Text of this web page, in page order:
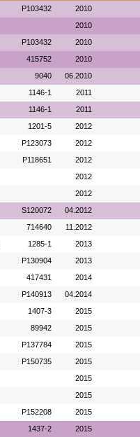
P103432 2010
2010
P103432 2010
415752 2010
9040 06.2010
1146-1 2011
1146-1 2011
1201-5 2012
P123073 2012
P118651 2012
2012
2012
S120072 04.2012
714640 11.2012
1285-1 2013
P130904 2013
417431 2014
P140913 04.2014
1407-3 2015
89942 2015
P137784 2015
P150735 2015
2015
2015
P152208 2015
1437-2 2015